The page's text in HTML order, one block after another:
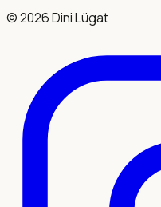
©2026Dini Lügat